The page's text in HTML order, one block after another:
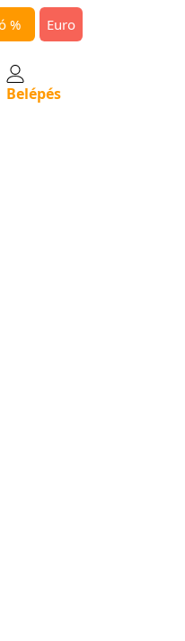
% Euro
Belépés